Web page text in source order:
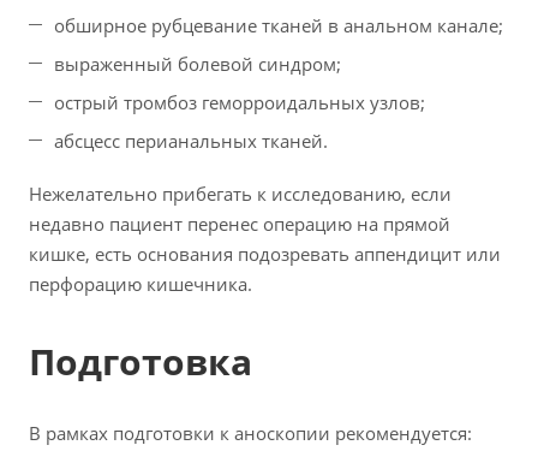
обширное рубцевание тканей в анальном канале;
выраженный болевой синдром;
острый тромбоз геморроидальных узлов;
абсцесс перианальных тканей.
Нежелательно прибегать к исследованию, если
недавно пациент перенес операцию на прямой
кишке, есть основания подозревать аппендицит или
перфорацию кишечника.
Подготовка
В рамках подготовки к аноскопии рекомендуется: